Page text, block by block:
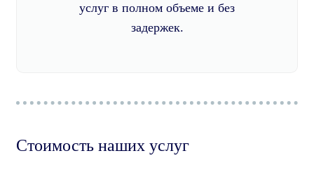
услуг в полном объеме и без
задержек.
Стоимость наших услуг